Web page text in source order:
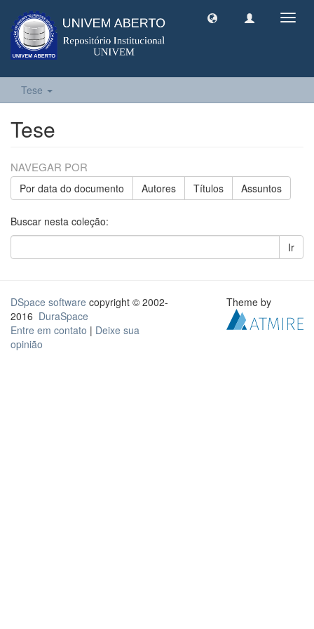
Tese
Tese
NAVEGAR POR
Por data do documento Autores Títulos Assuntos
Buscar nesta coleção:
Ir
DSpace software copyright © 2002-
2016 DuraSpace
Entre em contato | Deixe sua
opinião
Theme by